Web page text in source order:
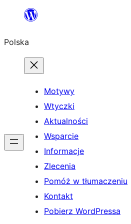
Przejdź
treści
Polska
Motywy
Wtyczki
Aktualności
Wsparcie
Informacje
Zlecenia
Pomóż w tłumaczeniu
Kontakt
Pobierz WordPressa